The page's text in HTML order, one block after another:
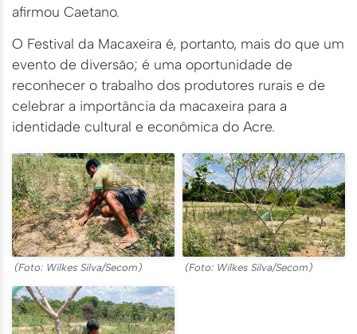
afirmou Caetano.
O Festival da Macaxeira é, portanto, mais do que um
evento de diversão; é uma oportunidade de
reconhecer o trabalho dos produtores rurais e de
celebrar a importância da macaxeira para a
identidade cultural e econômica do Acre.
(Foto: Wilkes Silva/Secom) (Foto: Wilkes Silva/Secom)